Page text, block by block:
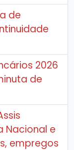
de
2026
de
Nacional e
empregos